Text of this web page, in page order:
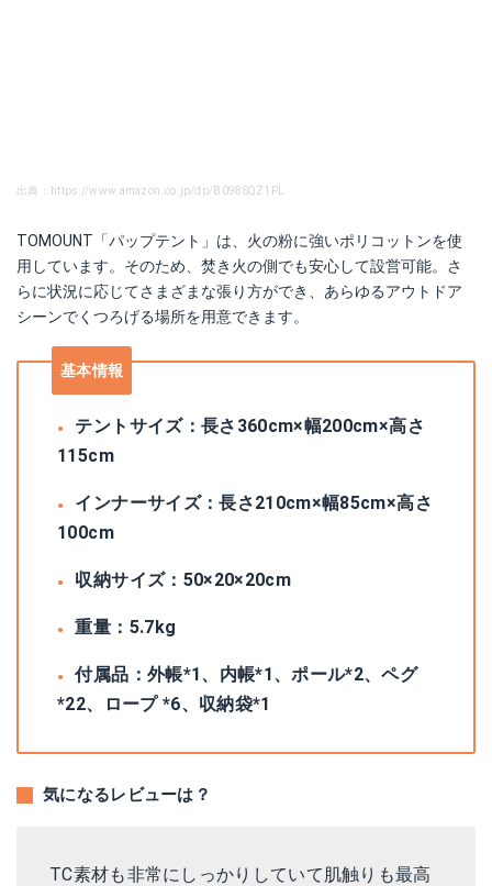
出典：https://www.amazon.co.jp/dp/B098SQZ1PL
TOMOUNT「パップテント」は、火の粉に強いポリコットンを使
用しています。そのため、焚き火の側でも安心して設営可能。さ
らに状況に応じてさまざまな張り方ができ、あらゆるアウトドア
シーンでくつろげる場所を用意できます。
基本情報
テントサイズ：長さ360cm×幅200cm×高さ
115cm
インナーサイズ：長さ210cm×幅85cm×高さ
100cm
収納サイズ：50×20×20cm
重量：5.7kg
付属品：外帳*1、内帳*1、ポール*2、ペグ
*22、ロープ *6、収納袋*1
気になるレビューは？
TC素材も非常にしっかりしていて肌触りも最高